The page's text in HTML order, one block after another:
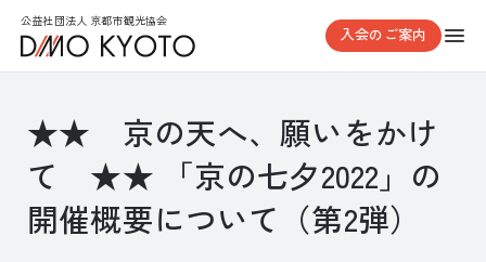
公益社団法人 京都市観光協会
入会のご案内
★★ 京の天へ、願いをかけ
て ★★ 「京の七夕2022」の
開催概要について（第2弾）